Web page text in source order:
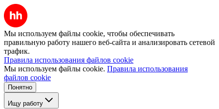
Мы используем файлы cookie, чтобы обеспечивать
правильную работу нашего веб-сайта и анализировать сетевой
трафик.
Правила использования файлов cookie
Мы используем файлы cookie. Правила использования
файлов cookie
Понятно
Ищу работу